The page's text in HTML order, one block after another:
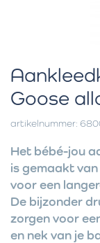
Goose
artikelnummer:
Het bébé-jou
is gemaakt
voor een
De bijzonder
zorgen voor
en nek van je